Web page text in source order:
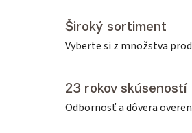
Široký sortiment
Vyberte si z množstva
23 rokov skúseností
Odbornosť a dôvera